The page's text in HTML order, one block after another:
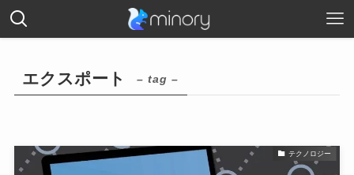
エクスポート – tag –
テクノロジー